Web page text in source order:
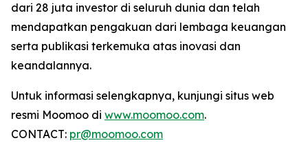
dari 28 juta investor di seluruh dunia dan telah
mendapatkan pengakuan dari lembaga keuangan
serta publikasi terkemuka atas inovasi dan
keandalannya.
Untuk informasi selengkapnya, kunjungi situs web
resmi Moomoo di www.moomoo.com.
CONTACT: pr@moomoo.com